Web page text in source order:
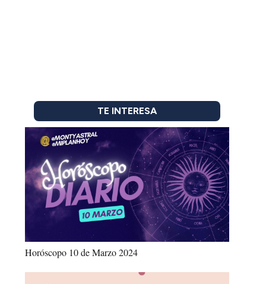
TE INTERESA
Horóscopo 10 de Marzo 2024